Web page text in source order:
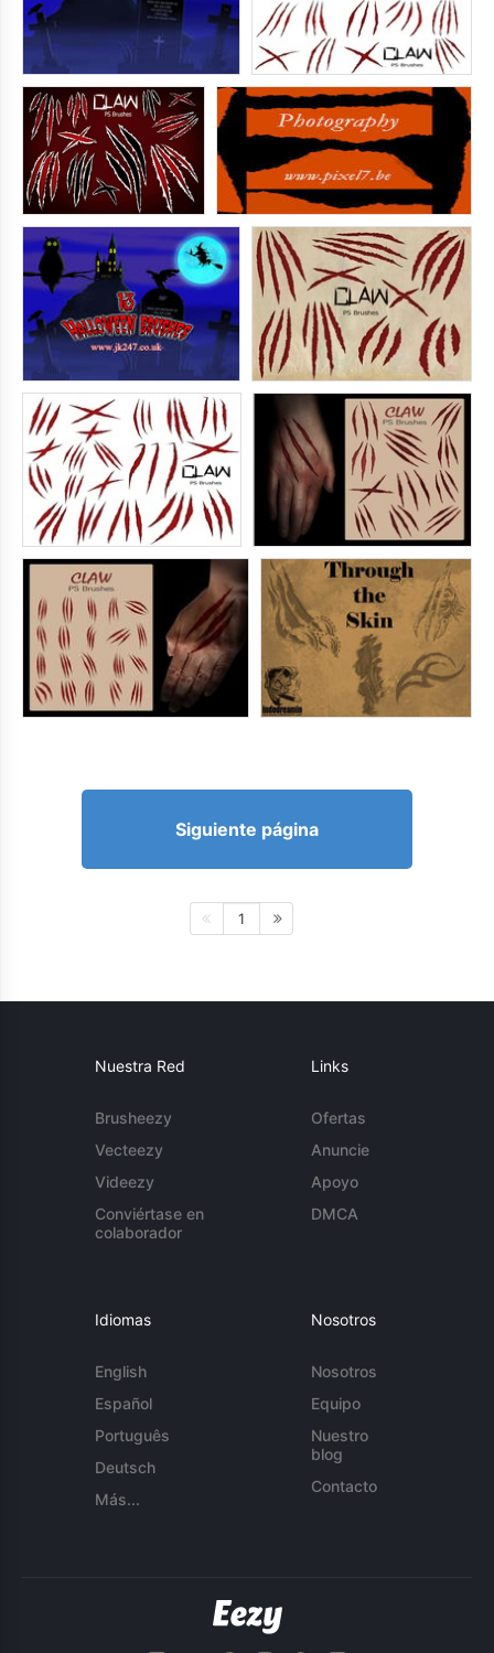
Siguiente página
1
Nuestra Red
Brusheezy
Vecteezy
Videezy
Conviértase en
colaborador
Links
Ofertas
Anuncie
Apoyo
DMCA
Idiomas
English
Español
Português
Deutsch
Más...
Nosotros
Nosotros
Equipo
Nuestro
blog
Contacto